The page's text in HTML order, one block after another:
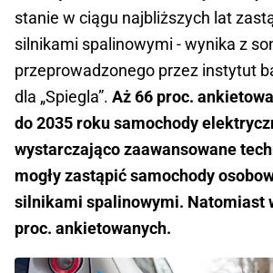
stanie w ciągu najbliższych lat
silnikami spalinowymi - wynika z
przeprowadzonego przez instytut
dla „Spiegla”. Aż 66 proc.
do 2035 roku samochody
wystarczająco zaawansowane
mogły zastąpić samochody
silnikami spalinowymi. Natomiast
proc. ankietowanych.